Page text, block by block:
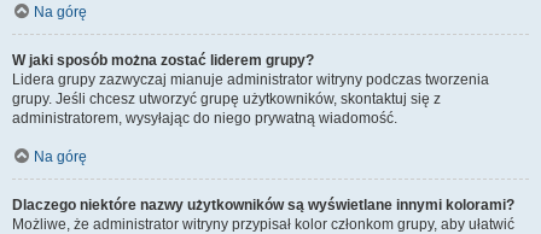
Na górę
W jaki sposób można zostać liderem grupy?
Lidera grupy zazwyczaj mianuje administrator witryny podczas tworzenia
grupy. Jeśli chcesz utworzyć grupę użytkowników, skontaktuj się z
administratorem, wysyłając do niego prywatną wiadomość.
Na górę
Dlaczego niektóre nazwy użytkowników są wyświetlane innymi kolorami?
Możliwe, że administrator witryny przypisał kolor członkom grupy, aby ułatwić